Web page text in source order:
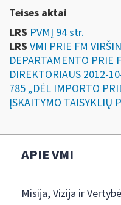
Teises aktai
LRS PVMĮ 94 str.
LRS VMI PRIE FM
DEPARTAMENTO PRIE
DIREKTORIAUS 2012-
785 „DĖL IMPORTO
ĮSKAITYMO TAISYKLIŲ
APIE VMI
Misija, Vizija ir